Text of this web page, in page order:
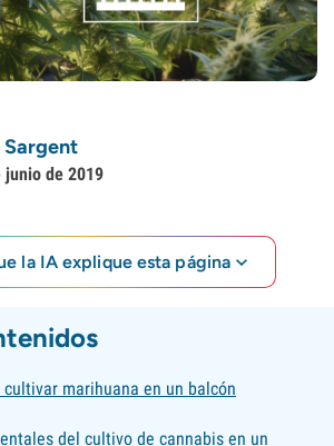
Sargent
junio de 2019
la IA explique esta página
cultivar marihuana en un balcón
del cultivo de cannabis en un